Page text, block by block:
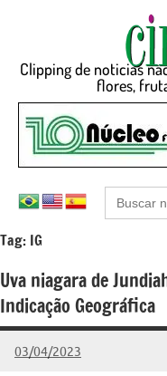
Clipping de noticias
flores,
Search
for:
Tag: IG
Uva niagara de
Indicação Geográfica
03/04/2023
admin
Nenhum